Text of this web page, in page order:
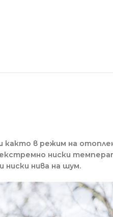
както в режим на
ниски
ниски нива на шум.